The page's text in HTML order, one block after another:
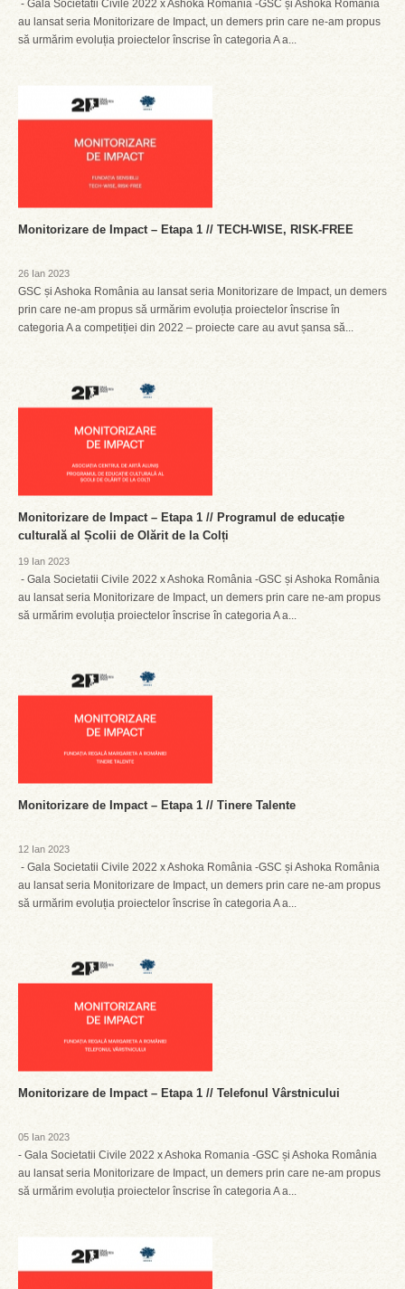
- Gala Societatii Civile 2022 x Ashoka România -GSC și Ashoka România
au lansat seria Monitorizare de Impact, un demers prin care ne-am propus
să urmărim evoluția proiectelor înscrise în categoria A a...
Monitorizare de Impact – Etapa 1 // TECH-WISE, RISK-FREE
26 Ian 2023
GSC și Ashoka România au lansat seria Monitorizare de Impact, un demers
prin care ne-am propus să urmărim evoluția proiectelor înscrise în
categoria A a competiției din 2022 – proiecte care au avut șansa să...
Monitorizare de Impact – Etapa 1 // Programul de educație
culturală al Școlii de Olărit de la Colți
19 Ian 2023
- Gala Societatii Civile 2022 x Ashoka România -GSC și Ashoka România
au lansat seria Monitorizare de Impact, un demers prin care ne-am propus
să urmărim evoluția proiectelor înscrise în categoria A a...
Monitorizare de Impact – Etapa 1 // Tinere Talente
12 Ian 2023
- Gala Societatii Civile 2022 x Ashoka România -GSC și Ashoka România
au lansat seria Monitorizare de Impact, un demers prin care ne-am propus
să urmărim evoluția proiectelor înscrise în categoria A a...
Monitorizare de Impact – Etapa 1 // Telefonul Vârstnicului
05 Ian 2023
- Gala Societatii Civile 2022 x Ashoka Romania -GSC și Ashoka România
au lansat seria Monitorizare de Impact, un demers prin care ne-am propus
să urmărim evoluția proiectelor înscrise în categoria A a...